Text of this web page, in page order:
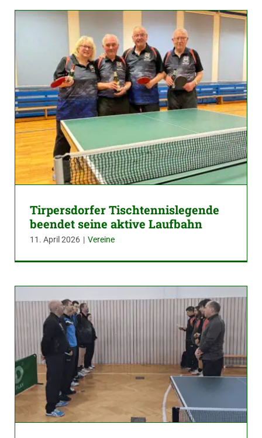
Tirpersdorfer Tischtennislegende
beendet seine aktive Laufbahn
11. April 2026 | Vereine